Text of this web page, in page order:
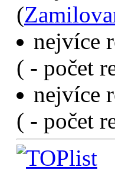
nejvíce
(
nejvíce
( - počet
nejvíce
(- počet